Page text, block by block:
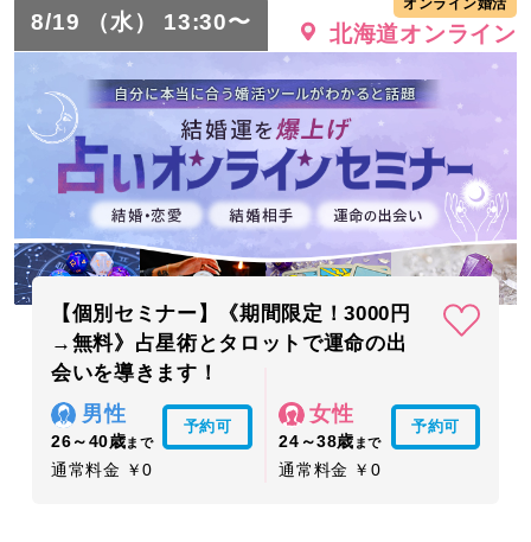
8/19 （水） 13:30〜
オンライン婚活
北海道オンライン
【個別セミナー】《期間限定！3000円
→無料》占星術とタロットで運命の出
会いを導きます！
男性
26～40歳まで
予約可
通常料金 ￥0
女性
24～38歳 まで
予約可
通常料金 ￥0